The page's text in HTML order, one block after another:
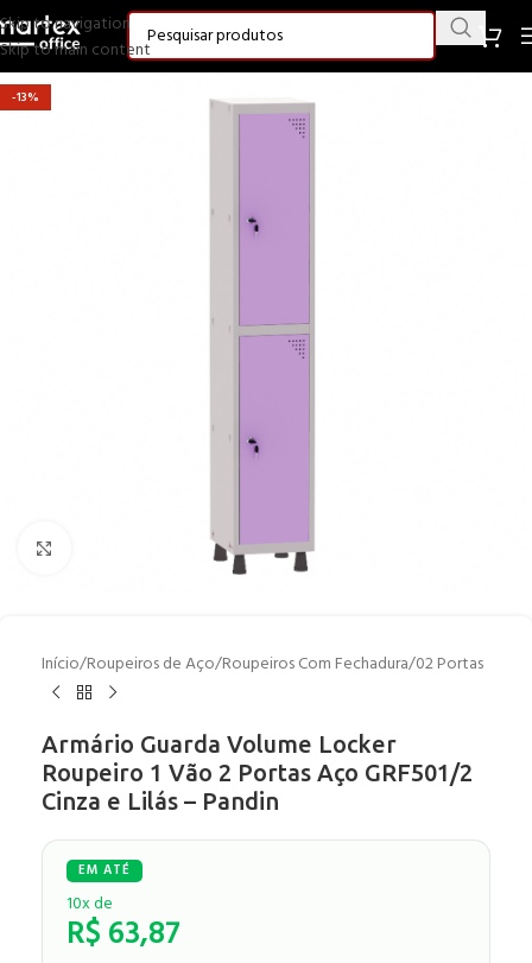
Skip to navigation
Skip to main content
-13%
Início/Roupeiros de Aço/Roupeiros Com Fechadura/02 Portas
Armário Guarda Volume Locker
Roupeiro 1 Vão 2 Portas Aço GRF501/2
Cinza e Lilás – Pandin
10x de
R$63,87